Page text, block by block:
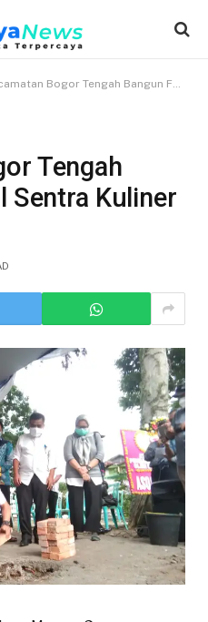
Bogor Tengah Bangun Festival Sentra Kuliner Malabar
Tengah
Sentra Kuliner